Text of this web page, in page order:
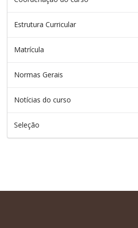
Estrutura Curricular
Matrícula
Normas Gerais
Notícias do curso
Seleção